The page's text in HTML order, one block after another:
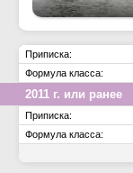
Приписка:
Формула класса:
2011 г. или ранее
Приписка:
Формула класса: